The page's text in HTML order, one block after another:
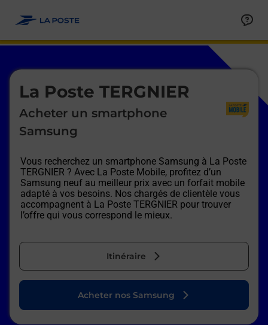
La Poste TERGNIER
Acheter un smartphone
Samsung
Vous recherchez un smartphone Samsung à La Poste
TERGNIER ? Avec La Poste Mobile, profitez d’un
Samsung neuf au meilleur prix avec un forfait mobile
adapté à vos besoins. Nos chargés de clientèle vous
accompagnent à La Poste TERGNIER pour trouver
l’offre qui vous correspond le mieux.
Itinéraire
Le lien s'ouvre dans un nouvel onglet
Acheter nos Samsung